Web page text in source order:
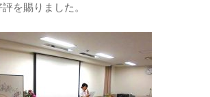
を賜りました。